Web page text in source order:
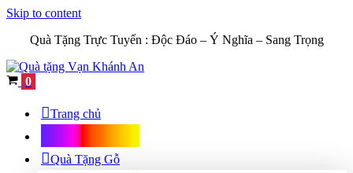
Skip to content
Quà Tặng Trực Tuyến : Độc Đáo – Ý Nghĩa – Sang Trọng
Cart
0
Trang chủ
Quà Tặng Gỗ